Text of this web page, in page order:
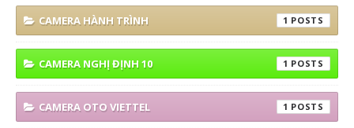
CAMERA HÀNH TRÌNH 1
CAMERA NGHỊ ĐỊNH 10 1
CAMERA OTO VIETTEL 1